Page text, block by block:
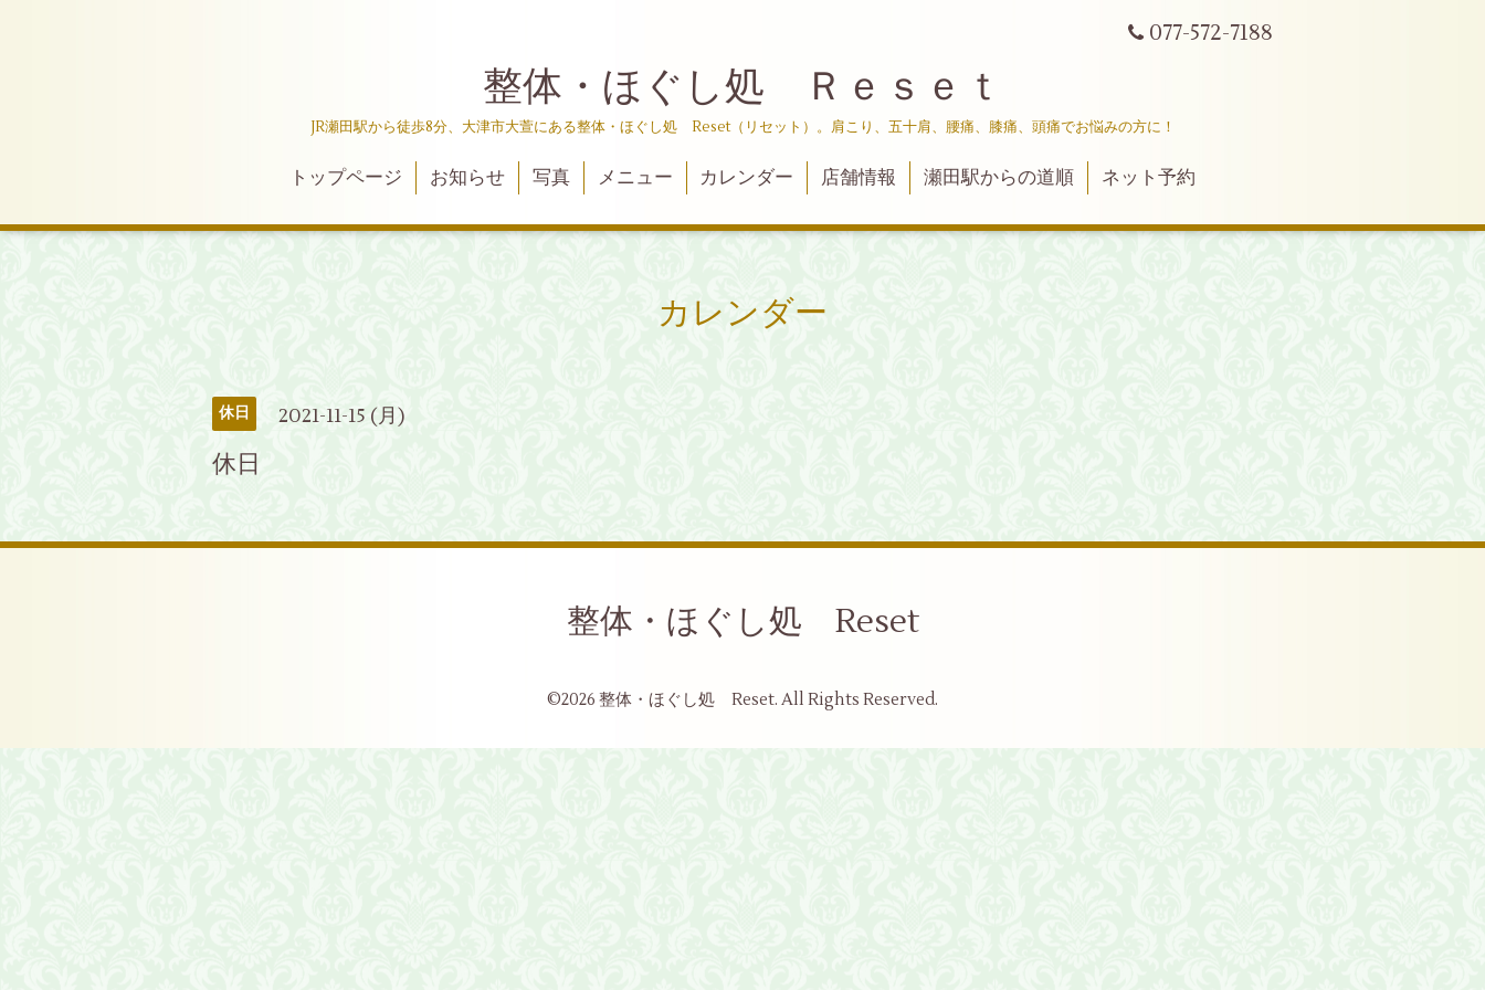
077-572-7188
整体・ほぐし処 Ｒｅｓｅｔ
JR瀬田駅から徒歩8分、大津市大萱にある整体・ほぐし処 Reset（リセット）。肩こり、五十肩、腰痛、膝痛、頭痛でお悩みの方に！
トップページ お知らせ 写真 メニュー カレンダー 店舗情報 瀬田駅からの道順 ネット予約
カレンダー
休日 2021-11-15 (月)
休日
整体・ほぐし処 Reset
©2026 整体・ほぐし処 Reset. All Rights Reserved.